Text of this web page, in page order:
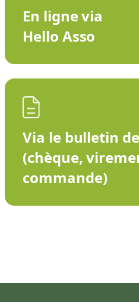
En ligne via
Hello Asso
Via le bulletin
(chèque,
commande)